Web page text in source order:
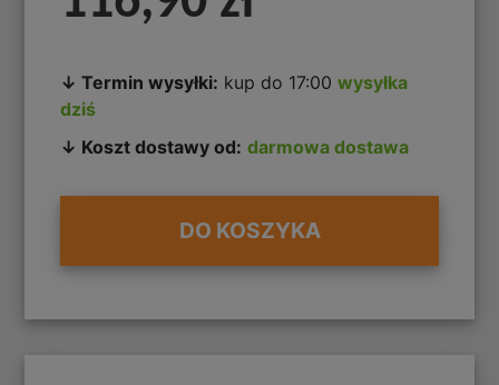
↓ Termin wysyłki: kup do 17:00wysyłka
dziś
↓ Koszt dostawy od: darmowa dostawa
DO KOSZYKA